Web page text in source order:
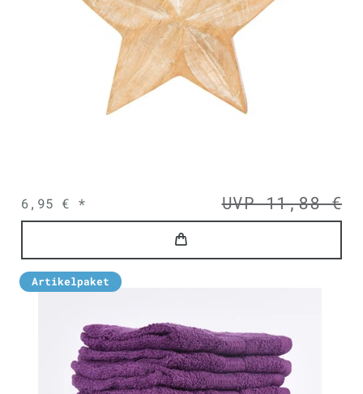
UVP 11,88 €
6,95 € *
Artikelpaket